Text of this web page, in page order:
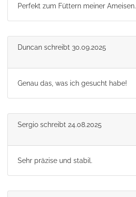
Perfekt zum Füttern meiner Ameisen.
Duncan schreibt 30.09.2025
Genau das, was ich gesucht habe!
Sergio schreibt 24.08.2025
Sehr präzise und stabil.